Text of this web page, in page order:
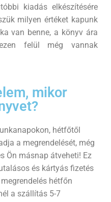
kiadás elkészítésére
milyen értéket kapunk
van benne, a könyv ára
felül még vannak
mikor
hétfőtől
a megrendelését, még
Ön másnap átveheti! Ez
és kártyás fizetés
hétfőn
a szállítás 5-7